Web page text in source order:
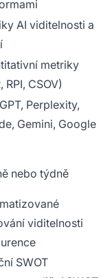
AI viditelnosti a
metriky
RPI, CSOV)
Perplexity,
Gemini, Google
nebo týdně
viditelnosti
SWOT